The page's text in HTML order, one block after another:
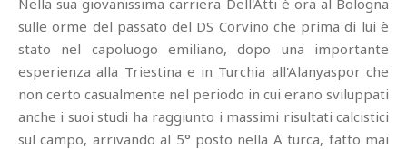
Nella sua giovanissima carriera Dell'Atti è ora al Bologna
sulle orme del passato del DS Corvino che prima di lui è
stato nel capoluogo emiliano, dopo una importante
esperienza alla Triestina e in Turchia all'Alanyaspor che
non certo casualmente nel periodo in cui erano sviluppati
anche i suoi studi ha raggiunto i massimi risultati calcistici
sul campo, arrivando al 5° posto nella A turca, fatto mai